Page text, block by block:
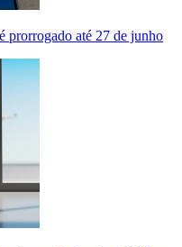
prorrogado até 27 de junho